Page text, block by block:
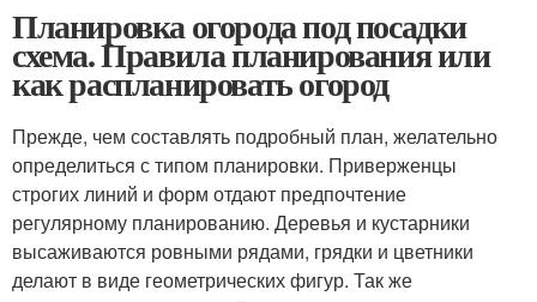
Планировка огорода под посадки
схема. Правила планирования или
как распланировать огород
Прежде, чем составлять подробный план, желательно
определиться с типом планировки. Приверженцы
строгих линий и форм отдают предпочтение
регулярному планированию. Деревья и кустарники
высаживаются ровными рядами, грядки и цветники
делают в виде геометрических фигур. Так же